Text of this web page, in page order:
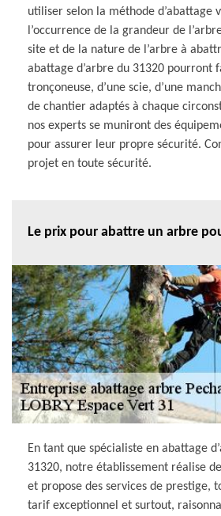
utiliser selon la méthode d’abattage
l’occurrence de la grandeur de
site et de la nature de l’arbre à
abattage d’arbre du 31320 pourront
tronçoneuse, d’une scie, d’une
de chantier adaptés à chaque
nos experts se muniront des
pour assurer leur propre sécurité.
projet en toute sécurité.
Le prix pour abattre un arbre
En tant que spécialiste en abattage
31320, notre établissement réalise
et propose des services de prestige,
tarif exceptionnel et surtout,